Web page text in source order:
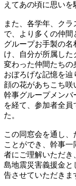
えてあの頃に思いを
また、各学年、ク
で、より多くの仲
グループお手製の
け、自分が所属し
変わった仲間たちの
おぼろげな記憶を
顔の花があちこち咲
幹事グループメンバ
を経て、参加者全
た。
この同窓会を通し
ことができ、幹事
者にご理解いただき
島地震災害義援金と
告させていただきま